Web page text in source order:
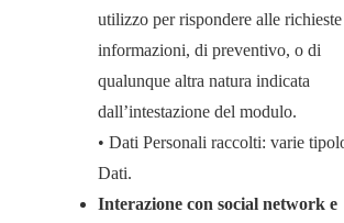
utilizzo per rispondere alle
informazioni, di preventivo, o di
qualunque altra natura indicata
dall’intestazione del modulo.
• Dati Personali raccolti: varie
Dati.
Interazione con social network e